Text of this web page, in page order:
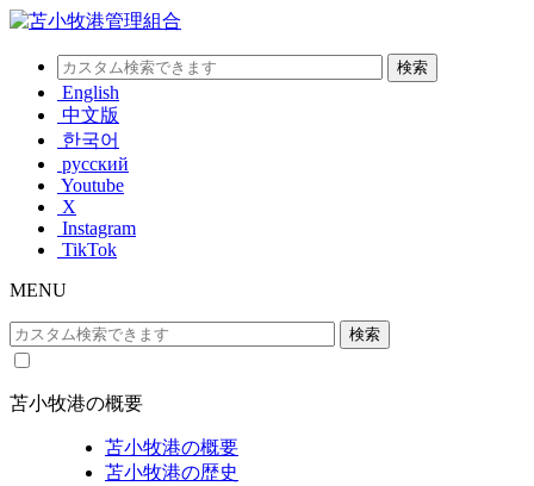
English
中文版
한국어
русский
Youtube
X
Instagram
TikTok
MENU
苫小牧港の概要
苫小牧港の概要
苫小牧港の歴史